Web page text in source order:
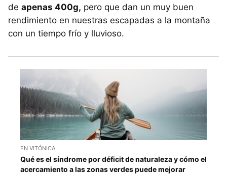
de apenas 400g, pero que dan un muy buen
rendimiento en nuestras escapadas a la montaña
con un tiempo frío y lluvioso.
EN VITÓNICA
Qué es el síndrome por déficit de naturaleza y cómo el
acercamiento a las zonas verdes puede mejorar